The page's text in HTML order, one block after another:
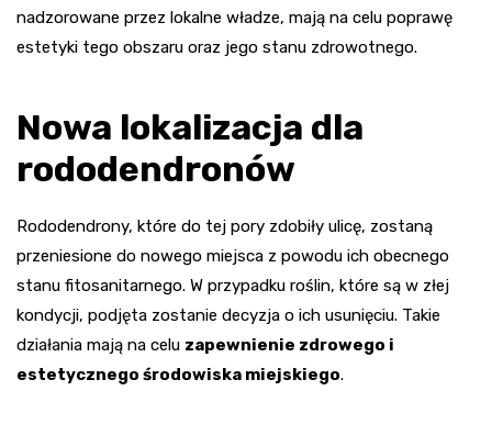
nadzorowane przez lokalne władze, mają na celu poprawę
estetyki tego obszaru oraz jego stanu zdrowotnego.
Nowa lokalizacja dla
rododendronów
Rododendrony, które do tej pory zdobiły ulicę, zostaną
przeniesione do nowego miejsca z powodu ich obecnego
stanu fitosanitarnego. W przypadku roślin, które są w złej
kondycji, podjęta zostanie decyzja o ich usunięciu. Takie
działania mają na celu zapewnienie zdrowego i
estetycznego środowiska miejskiego.